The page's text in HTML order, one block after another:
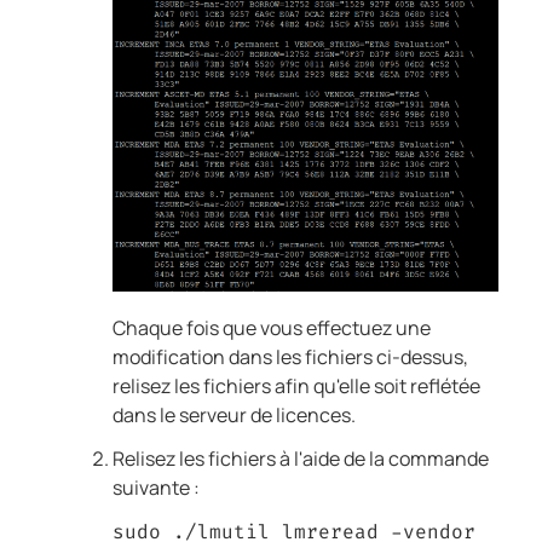
Chaque fois que vous effectuez une
modification dans les fichiers ci-dessus,
relisez les fichiers afin qu'elle soit reflétée
dans le serveur de licences.
Relisez les fichiers à l'aide de la commande
suivante :
sudo ./lmutil lmreread -vendor